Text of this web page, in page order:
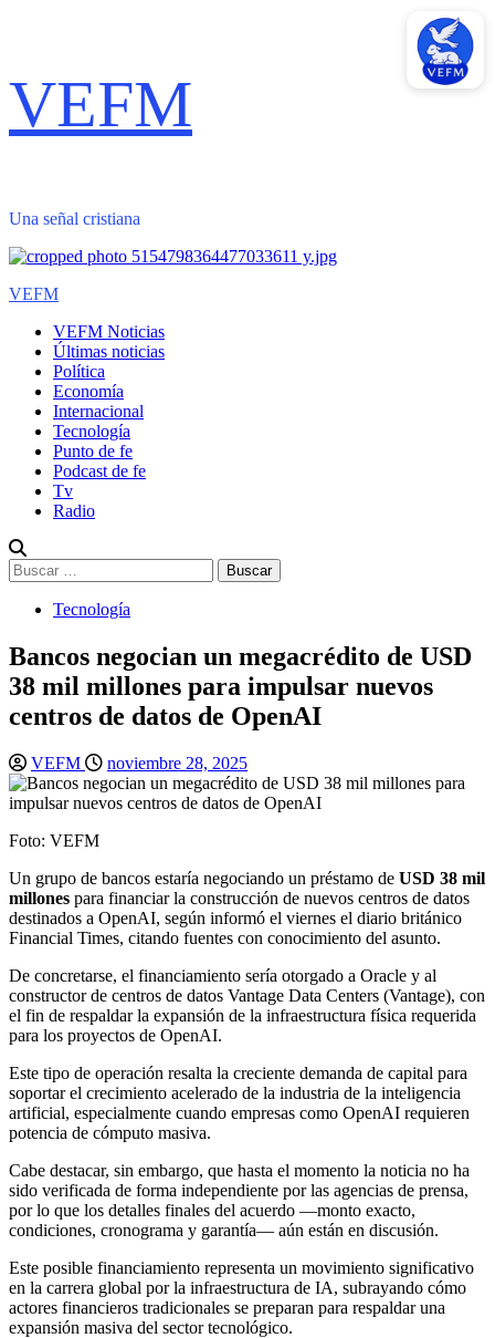
al
contenido
VEFM
Una señal cristiana
Menú
VEFM
VEFM Noticias
Últimas noticias
Política
Economía
Internacional
Tecnología
Punto de fe
Podcast de fe
Tv
Radio
Buscar:
Tecnología
Bancos negocian un megacrédito de USD
38 mil millones para impulsar nuevos
centros de datos de OpenAI
VEFM noviembre 28, 2025
Foto: VEFM
Un grupo de bancos estaría negociando un préstamo de USD 38 mil
millones para financiar la construcción de nuevos centros de datos
destinados a OpenAI, según informó el viernes el diario británico
Financial Times, citando fuentes con conocimiento del asunto.
De concretarse, el financiamiento sería otorgado a Oracle y al
constructor de centros de datos Vantage Data Centers (Vantage), con
el fin de respaldar la expansión de la infraestructura física requerida
para los proyectos de OpenAI.
Este tipo de operación resalta la creciente demanda de capital para
soportar el crecimiento acelerado de la industria de la inteligencia
artificial, especialmente cuando empresas como OpenAI requieren
potencia de cómputo masiva.
Cabe destacar, sin embargo, que hasta el momento la noticia no ha
sido verificada de forma independiente por las agencias de prensa,
por lo que los detalles finales del acuerdo —monto exacto,
condiciones, cronograma y garantía— aún están en discusión.
Este posible financiamiento representa un movimiento significativo
en la carrera global por la infraestructura de IA, subrayando cómo
actores financieros tradicionales se preparan para respaldar una
expansión masiva del sector tecnológico.